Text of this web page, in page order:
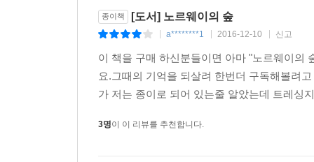
종이책 [도서] 노르웨이의 숲
a********1 2016-12-10 신고
이 책을 구매 하신분들이면 아마 "노르웨이의
요.그때의 기억을 되살려 한번더 구독해볼려
가 저는 종이로 되어 있는줄 알았는데 트레싱
3명이 이 리뷰를 추천합니다.